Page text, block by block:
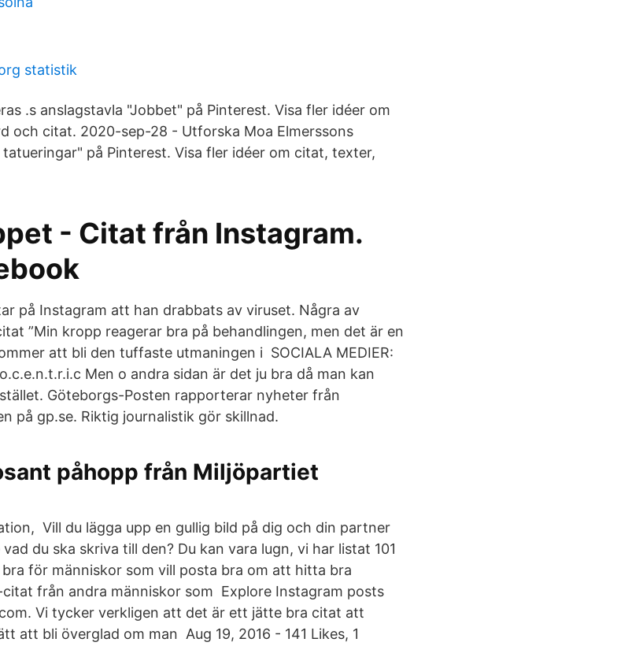
statistik
.s anslagstavla "Jobbet" på Pinterest. Visa fler idéer om
och citat. 2020-sep-28 - Utforska Moa Elmerssons
på Pinterest. Visa fler idéer om citat, texter,
- Citat från Instagram.
på Instagram att han drabbats av viruset. Några av
”Min kropp reagerar bra på behandlingen, men det är en
att bli den tuffaste utmaningen i SOCIALA MEDIER:
Men o andra sidan är det ju bra då man kan
Göteborgs-Posten rapporterar nyheter från
på gp.se. Riktig journalistik gör skillnad.
påhopp från Miljöpartiet
Vill du lägga upp en gullig bild på dig och din partner
du ska skriva till den? Du kan vara lugn, vi har listat 101
för människor som vill posta bra om att hitta bra
från andra människor som Explore Instagram posts
Vi tycker verkligen att det är ett jätte bra citat att
att bli överglad om man Aug 19, 2016 - 141 Likes, 1